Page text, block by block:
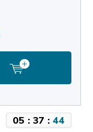
05 : 37 : 44